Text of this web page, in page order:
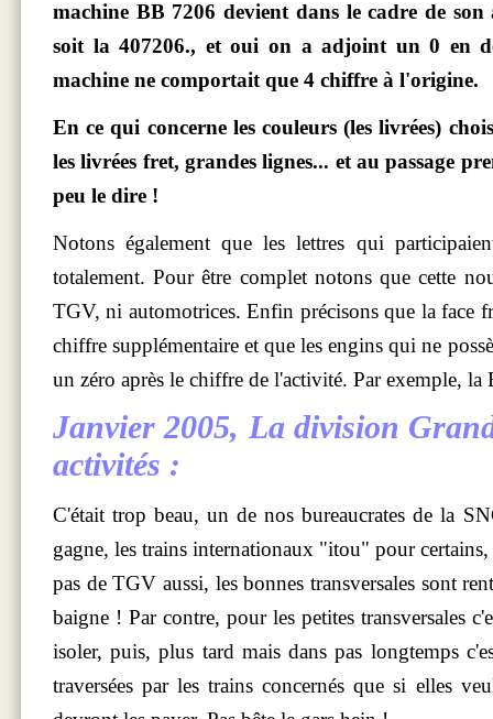
machine BB 7206 devient dans le cadre de
soit la 407206., et oui on a adjoint un 0 en
machine ne comportait que 4 chiffre à l'origine.
En ce qui concerne les couleurs (les livrées)
les livrées fret, grandes lignes... et au passage
peu le dire !
Notons également que les lettres qui
totalement. Pour être complet notons que cette
TGV, ni automotrices. Enfin précisons que la face
chiffre supplémentaire et que les engins qui ne
un zéro après le chiffre de l'activité. Par exemple,
Janvier 2005, La division
activités :
C'était trop beau, un de nos bureaucrates de la
gagne, les trains internationaux "itou" pour
pas de TGV aussi, les bonnes transversales sont
baigne ! Par contre, pour les petites transversales
isoler, puis, plus tard mais dans pas longtemps
traversées par les trains concernés que si elles